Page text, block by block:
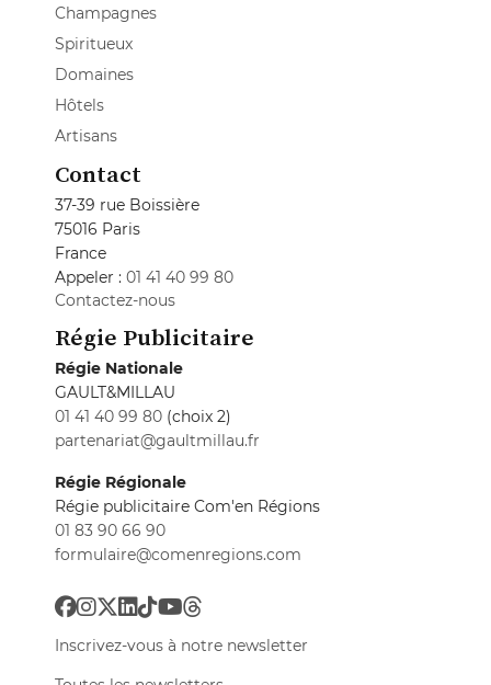
Champagnes
Spiritueux
Domaines
Hôtels
Artisans
Contact
37-39 rue Boissière
75016 Paris
France
Appeler : 01 41 40 99 80
Contactez-nous
Régie Publicitaire
Régie Nationale
GAULT&MILLAU
01 41 40 99 80 (choix 2)
partenariat@gaultmillau.fr
Régie Régionale
Régie publicitaire Com'en Régions
01 83 90 66 90
formulaire@comenregions.com
Inscrivez-vous à notre newsletter